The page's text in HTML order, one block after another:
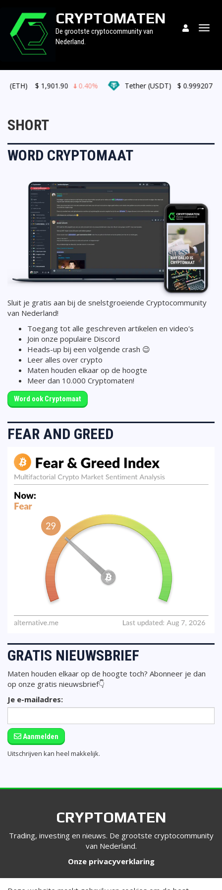
CRYPTOMATEN
De grootste cryptocommunity van
Nederland.
$ 1,901.90 0.40% Tether (USDT) $ 0.999207
SHORT
WORD CRYPTOMAAT
Sluit je gratis aan bij de snelstgroeiende Cryptocommunity
van Nederland!
Toegang tot alle geschreven artikelen en video's
Join onze populaire Discord
Heads-up bij een volgende crash 😉
Leer alles over crypto
Maten houden elkaar op de hoogte
Meer dan 10.000 Cryptomaten!
Word ook Cryptomaat
FEAR AND GREED
GRATIS NIEUWSBRIEF
Maten houden elkaar op de hoogte toch? Abonneer je dan
op onze gratis nieuwsbrief👇
Je e-mailadres:
Aanmelden
Uitschrijven kan heel makkelijk.
CRYPTOMATEN
Trading, investing en nieuws. De grootste cryptocommunity
van Nederland.
Onze privacyverklaring
VOLG ONS